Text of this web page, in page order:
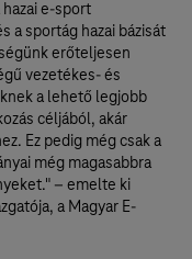
e-sport
a sportág hazai bázisát
erőteljesen
vezetékes- és
a lehető legjobb
céljából, akár
Ez pedig még csak a
még magasabbra
– emelte ki
a Magyar E-